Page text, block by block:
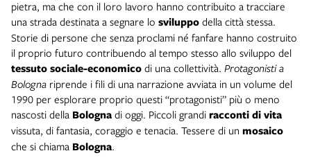
pietra, ma che con il loro lavoro hanno contribuito a tracciare
una strada destinata a segnare lo sviluppo della città stessa.
Storie di persone che senza proclami né fanfare hanno costruito
il proprio futuro contribuendo al tempo stesso allo sviluppo del
tessuto sociale-economico di una collettività. Protagonisti a
Bologna riprende i fili di una narrazione avviata in un volume del
1990 per esplorare proprio questi “protagonisti” più o meno
nascosti della Bologna di oggi. Piccoli grandi racconti di vita
vissuta, di fantasia, coraggio e tenacia. Tessere di un mosaico
che si chiama Bologna.